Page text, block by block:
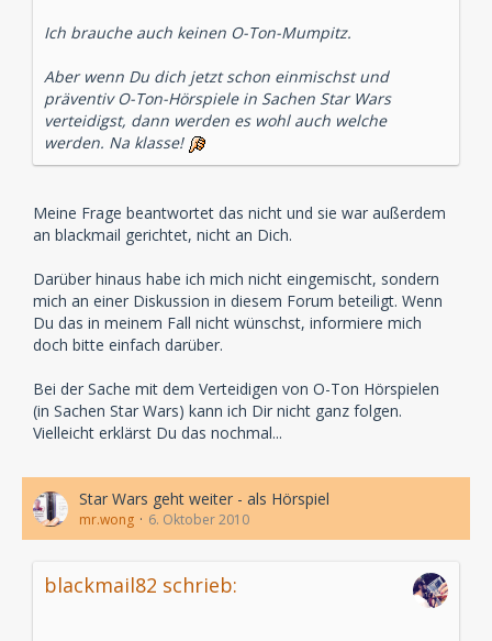
Ich brauche auch keinen O-Ton-Mumpitz.
Aber wenn Du dich jetzt schon einmischst und
präventiv O-Ton-Hörspiele in Sachen Star Wars
verteidigst, dann werden es wohl auch welche
werden. Na klasse!
Meine Frage beantwortet das nicht und sie war außerdem
an blackmail gerichtet, nicht an Dich.
Darüber hinaus habe ich mich nicht eingemischt, sondern
mich an einer Diskussion in diesem Forum beteiligt. Wenn
Du das in meinem Fall nicht wünschst, informiere mich
doch bitte einfach darüber.
Bei der Sache mit dem Verteidigen von O-Ton Hörspielen
(in Sachen Star Wars) kann ich Dir nicht ganz folgen.
Vielleicht erklärst Du das nochmal...
Star Wars geht weiter - als Hörspiel
mr.wong 6. Oktober 2010
blackmail82 schrieb: